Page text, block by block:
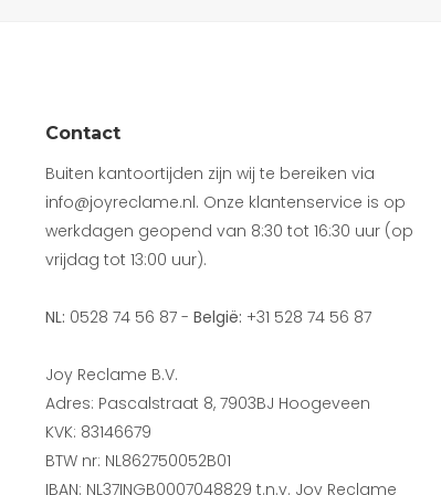
Contact
Buiten kantoortijden zijn wij te bereiken via
info@joyreclame.nl. Onze klantenservice is op
werkdagen geopend van 8:30 tot 16:30 uur (op
vrijdag tot 13:00 uur).
NL: 0528 74 56 87 - België: +31 528 74 56 87
Joy Reclame B.V.
Adres: Pascalstraat 8, 7903BJ Hoogeveen
KVK: 83146679
BTW nr: NL862750052B01
IBAN: NL37INGB0007048829 t.n.v. Joy Reclame